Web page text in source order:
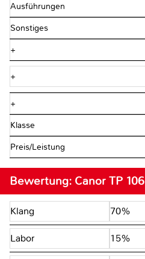
Ausführungen
Sonstiges
+
+
+
Klasse
Preis/Leistung
Bewertung: Canor TP 106
Klang 70%
Labor 15%